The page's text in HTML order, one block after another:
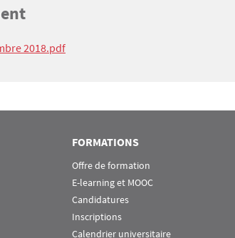
2018.pdf
FORMATIONS
Offre de formation
E-learning et MOOC
Candidatures
Inscriptions
Calendrier universitaire